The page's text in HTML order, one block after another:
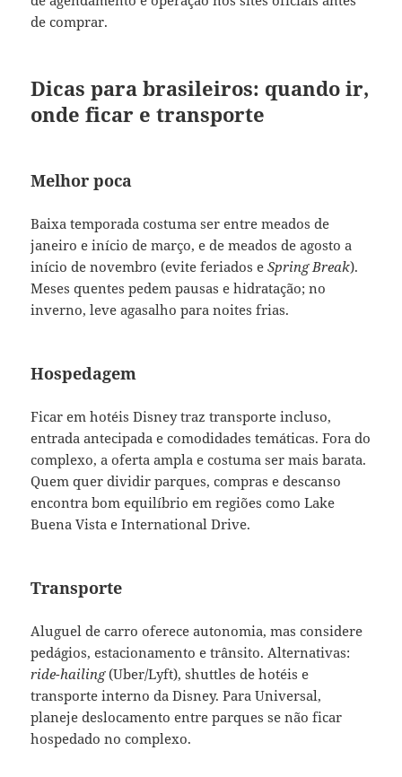
de comprar.
Dicas para brasileiros: quando ir,
onde ficar e transporte
Melhor poca
Baixa temporada costuma ser entre meados de
janeiro e início de março, e de meados de agosto a
início de novembro (evite feriados eSpring Break).
Meses quentes pedem pausas e hidratação; no
inverno, leve agasalho para noites frias.
Hospedagem
Ficar em hotéis Disney traz transporte incluso,
entrada antecipada e comodidades temáticas. Fora do
complexo, a oferta ampla e costuma ser mais barata.
Quem quer dividir parques, compras e descanso
encontra bom equilíbrio em regiões como Lake
Buena Vista e International Drive.
Transporte
Aluguel de carro oferece autonomia, mas considere
pedágios, estacionamento e trânsito. Alternativas:
ride-hailing(Uber/Lyft), shuttles de hotéis e
transporte interno da Disney. Para Universal,
planeje deslocamento entre parques se não ficar
hospedado no complexo.